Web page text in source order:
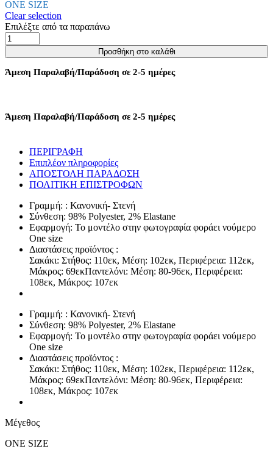
ONE SIZE
Clear selection
Επιλέξτε από τα παραπάνω
ΚΟΣΤΟΥΜΙ
ΣΑΚΑΚΙ
ΚΑΙ
ΠΑΝΤΕΛΟΝΙ
ποσότητα
Προσθήκη στο καλάθι
Άμεση Παραλαβή/Παράδοση σε 2-5 ημέρες
Άμεση Παραλαβή/Παράδοση σε 2-5 ημέρες
ΠΕΡΙΓΡΑΦΗ
Επιπλέον πληροφορίες
ΑΠΟΣΤΟΛΗ ΠΑΡΑΔΟΣΗ
ΠΟΛΙΤΙΚΗ ΕΠΙΣΤΡΟΦΩΝ
Γραμμή: : Κανονική- Στενή
Σύνθεση: 98% Polyester, 2% Εlastane
Εφαρμογή: Το μοντέλο στην φωτογραφία φοράει νούμερο
One size
Διαστάσεις προϊόντος :
Σακάκι: Στήθος: 110εκ, Μέση: 102εκ, Περιφέρεια: 112εκ,
Μάκρος: 69εκΠαντελόνι: Μέση: 80-96εκ, Περιφέρεια:
108εκ, Μάκρος: 107εκ
Γραμμή: : Κανονική- Στενή
Σύνθεση: 98% Polyester, 2% Εlastane
Εφαρμογή: Το μοντέλο στην φωτογραφία φοράει νούμερο
One size
Διαστάσεις προϊόντος :
Σακάκι: Στήθος: 110εκ, Μέση: 102εκ, Περιφέρεια: 112εκ,
Μάκρος: 69εκΠαντελόνι: Μέση: 80-96εκ, Περιφέρεια:
108εκ, Μάκρος: 107εκ
Μέγεθος
ONE SIZE